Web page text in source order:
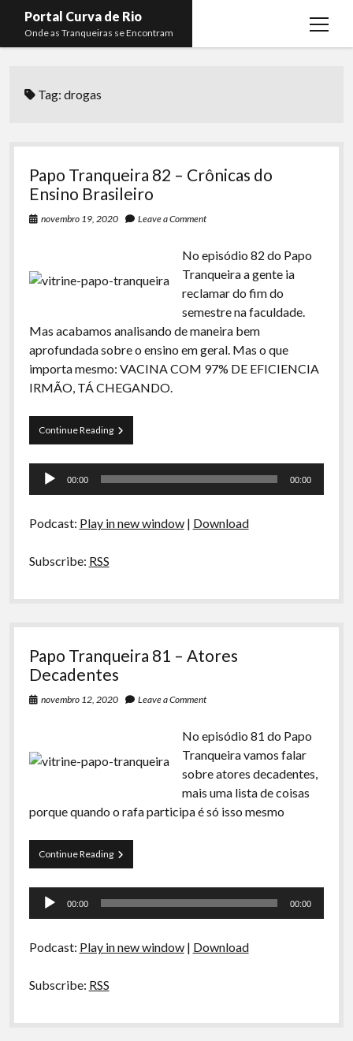
Portal Curva de Rio
Onde as Tranqueiras se Encontram
open
Curva de Rio
Komos
La Siesta Podcast
Rachão na Beira do RIo
Papo Tranqueira
A Ripa É a Lei
Especiais
Preliminares
Membros open
Lucas Oliveira
Kaique Xavier
Rafael Almeida
Tag:drogas
Papo Tranqueira 82 – Crônicas do
Ensino Brasileiro
novembro 19, 2020 Leave a Comment
No episódio 82 do Papo
Tranqueira a gente ia
reclamar do fim do
semestre na faculdade.
Mas acabamos analisando de maneira bem
aprofundada sobre o ensino em geral. Mas o que
importa mesmo: VACINA COM 97% DE EFICIENCIA
IRMÃO, TÁ CHEGANDO.
Continue ReadingPapo
Tranqueira
Crônicas
Brasileiro
Tocador
00:00 00:00
Podcast: Play in new window| Download
Subscribe: RSS
Papo Tranqueira 81 – Atores
Decadentes
novembro 12, 2020 Leave a Comment
No episódio 81 do Papo
Tranqueira vamos falar
sobre atores decadentes,
mais uma lista de coisas
porque quando o rafa participa é só isso mesmo
Continue ReadingPapo
Tranqueira
Atores
Tocador
00:00 00:00
Podcast: Play in new window| Download
Subscribe: RSS